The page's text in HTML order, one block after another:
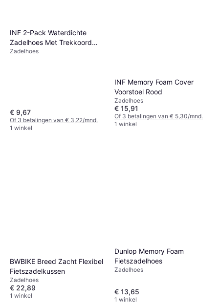
INF 2-Pack Waterdichte
Zadelhoes Met Trekkoord
Brown
Zadelhoes
€ 9,67
Of 3 betalingen van € 3,22/mnd.
1 winkel
INF Memory Foam Cover
Voorstoel Rood
Zadelhoes
€ 15,91
Of 3 betalingen van € 5,30/mnd.
1 winkel
BWBIKE Breed Zacht Flexibel
Fietszadelkussen
Zadelhoes
€ 22,89
1 winkel
Dunlop Memory Foam
Fietszadelhoes
Zadelhoes
€ 13,65
1 winkel